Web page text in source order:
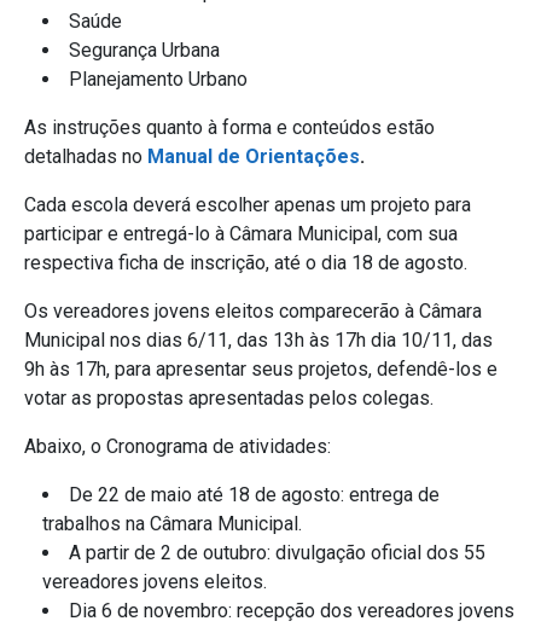
Saúde
Segurança Urbana
Planejamento Urbano
As instruções quanto à forma e conteúdos estão
detalhadas no Manual de Orientações.
Cada escola deverá escolher apenas um projeto para
participar e entregá-lo à Câmara Municipal, com sua
respectiva ficha de inscrição, até o dia 18 de agosto.
Os vereadores jovens eleitos comparecerão à Câmara
Municipal nos dias 6/11, das 13h às 17h dia 10/11, das
9h às 17h, para apresentar seus projetos, defendê-los e
votar as propostas apresentadas pelos colegas.
Abaixo, o Cronograma de atividades:
De 22 de maio até 18 de agosto: entrega de
trabalhos na Câmara Municipal.
A partir de 2 de outubro: divulgação oficial dos 55
vereadores jovens eleitos.
Dia 6 de novembro: recepção dos vereadores jovens